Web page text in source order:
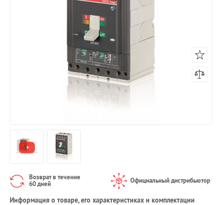
Возврат в течение
60 дней
Официальный дистрибьютор
Информация о товаре, его характеристиках и комплектации